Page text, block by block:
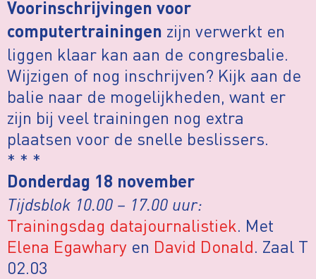
Voorinschrijvingen voor
computertrainingen zijn verwerkt en
liggen klaar kan aan de congresbalie.
Wijzigen of nog inschrijven? Kijk aan de
balie naar de mogelijkheden, want er
zijn bij veel trainingen nog extra
plaatsen voor de snelle beslissers.
* * *
Donderdag 18 november
Tijdsblok 10.00 – 17.00 uur:
Trainingsdag datajournalistiek. Met
Elena Egawhary en David Donald. Zaal T
02.03